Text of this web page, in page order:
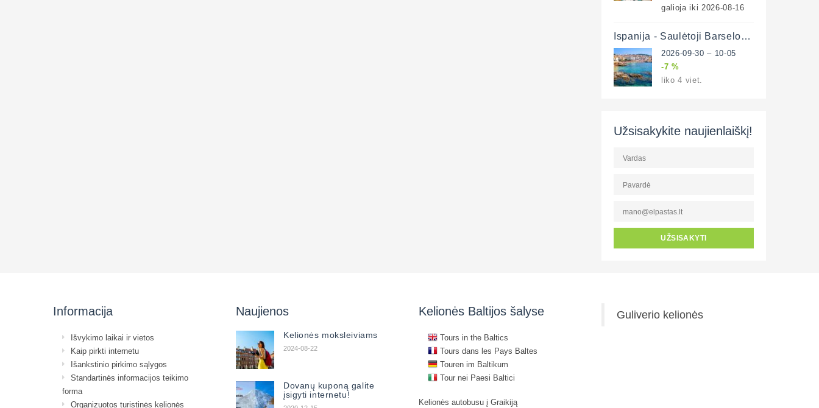
galioja iki 2026-08-16
Ispanija - Saulėtoji Barselona ir poilsis prie Viduržemio jūros 6 d. (lėktuvu)
2026-09-30 – 10-05
-7 %
liko 4 viet.
Užsisakykite naujienlaiškį!
UŽSISAKYTI
Informacija
Išvykimo laikai ir vietos
Kaip pirkti internetu
Išankstinio pirkimo sąlygos
Standartinės informacijos teikimo
forma
Organizuotos turistinės kelionės
Naujienos
Kelionės moksleiviams
2024-08-22
Dovanų kuponą galite
įsigyti internetu!
Kelionės Baltijos šalyse
Tours in the Baltics
Tours dans les Pays Baltes
Touren im Baltikum
Tour nei Paesi Baltici
Guliverio kelionės
Kelionės autobusu į Graikiją